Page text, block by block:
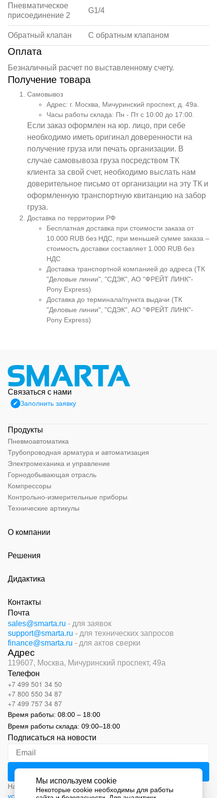
Пневматическое
присоединение 2
G1/4
Обратный клапан С обратным клапаном
Оплата
Безналичный расчет по выставленному счету.
Получение товара
Самовывоз
Адрес: г. Москва, Мичуринский проспект, д. 49а.
Часы работы склада: Пн - Пт с 10:00 до 17:00.
Если заказ оформлен на юр. лицо, при себе
необходимо иметь оригинал доверенности на
получение груза или печать организации. В
случае самовывоза груза посредством ТК
клиента за свой счет, необходимо выслать нам
доверительное письмо от организации на эту ТК и
оформленную транспортную квитанцию на забор
груза.
Доставка по территории РФ
Бесплатная доставка при стоимости заказа от
10.000 RUB без НДС, при меньшей сумме заказа –
стоимость доставки составляет 1.000 RUB без
НДС
Доставка транспортной компанией до адреса (ТК
"Деловые линии", "СДЭК", АО "ФРЕЙТ ЛИНК"-
Pony Express)
Доставка до терминала/пункта выдачи (ТК
"Деловые линии", "СДЭК", АО "ФРЕЙТ ЛИНК"-
Pony Express)
Связаться с нами
Заполнить заявку
Продукты
Пневмоавтоматика
Трубопроводная арматура и автоматизация
Электромеханика и управление
Горнодобывающая отрасль
Компрессоры
Контрольно-измерительные приборы
Технические артикулы
О компании
Решения
Дидактика
Контакты
Почта
sales@smarta.ru - для заявок
support@smarta.ru - для технических запросов
finance@smarta.ru - для актов сверки
Адрес
119607, Москва, Мичуринский проспект, 49а
Телефон
+7 499 501 34 50
+7 800 550 34 87
+7 499 757 34 87
Время работы: 08:00 – 18:00
Время работы склада: 09:00–18:00
Подписаться на новости
Нажимая на кнопку «Подписаться», вы соглашаетесь с
условиями обработки персональных данных
Мы используем cookie
Некоторые cookie необходимы для работы